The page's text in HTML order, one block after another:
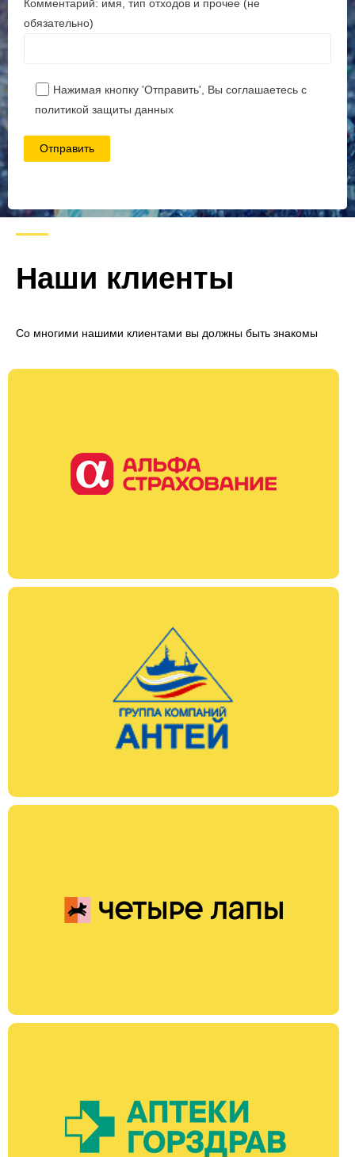
Комментарий: имя, тип отходов и прочее (не
обязательно)
Наши клиенты
Со многими нашими клиентами вы должны быть знакомы